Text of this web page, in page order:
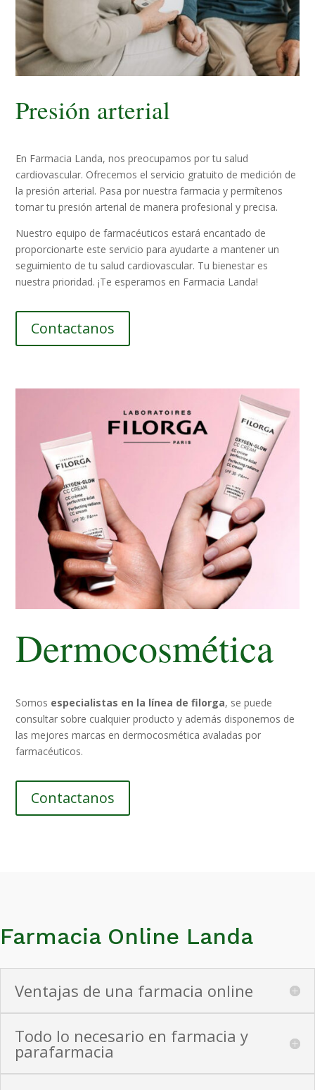
Presión arterial
En Farmacia Landa, nos preocupamos por tu salud
cardiovascular. Ofrecemos el servicio gratuito de medición de
la presión arterial. Pasa por nuestra farmacia y permítenos
tomar tu presión arterial de manera profesional y precisa.
Nuestro equipo de farmacéuticos estará encantado de
proporcionarte este servicio para ayudarte a mantener un
seguimiento de tu salud cardiovascular. Tu bienestar es
nuestra prioridad. ¡Te esperamos en Farmacia Landa!
Contactanos
Dermocosmética
Somos especialistas en la línea de filorga, se puede
consultar sobre cualquier producto y además disponemos de
las mejores marcas en dermocosmética avaladas por
farmacéuticos.
Contactanos
Farmacia Online Landa
Ventajas de una farmacia online
Todo lo necesario en farmacia y
parafarmacia